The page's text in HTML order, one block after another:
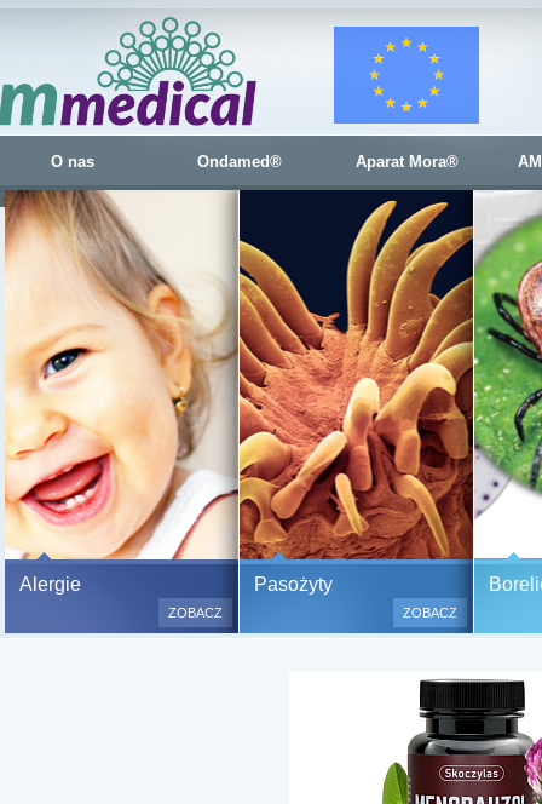
O nas Ondamed® Aparat Mora®
Alergie
Bezbolesne testy alergiczne
500 alergenów oraz zabiegi
odczulające.
(bez nakłuwania i nacinania,
bardzo ważne w przypadku
a wynik jest natychmiastowy.
ZOBACZ
Pasożyty
ZOBACZ